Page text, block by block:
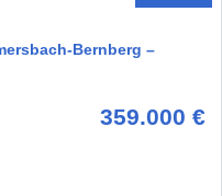
Bernberg –
359.000 €